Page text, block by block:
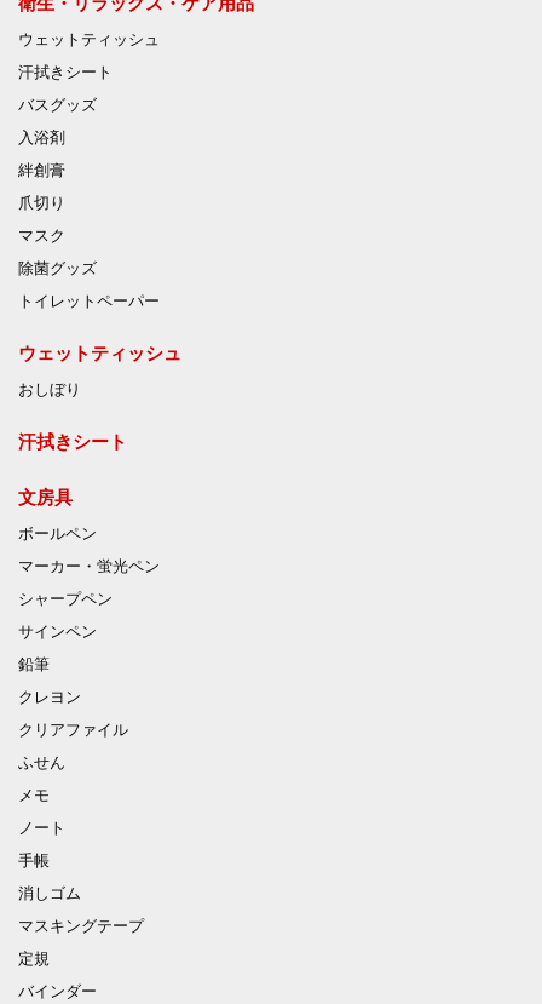
ウェットティッシュ
汗拭きシート
バスグッズ
入浴剤
絆創膏
爪切り
マスク
除菌グッズ
トイレットペーパー
ウェットティッシュ
おしぼり
汗拭きシート
文房具
ボールペン
マーカー・蛍光ペン
シャープペン
サインペン
鉛筆
クレヨン
クリアファイル
ふせん
メモ
ノート
手帳
消しゴム
マスキングテープ
定規
バインダー